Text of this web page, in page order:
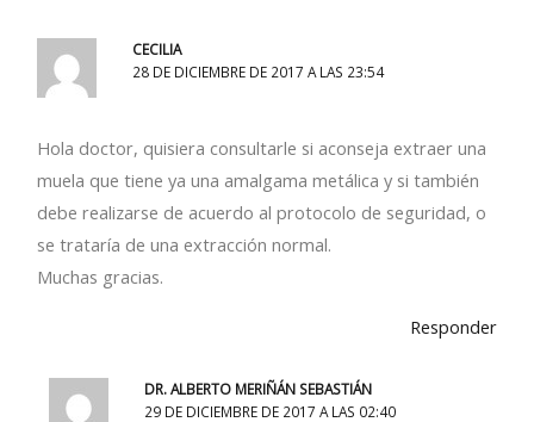
CECILIA
28 DE DICIEMBRE DE 2017 A LAS 23:54
Hola doctor, quisiera consultarle si aconseja extraer una
muela que tiene ya una amalgama metálica y si también
debe realizarse de acuerdo al protocolo de seguridad, o
se trataría de una extracción normal.
Muchas gracias.
Responder
DR. ALBERTO MERIÑÁN SEBASTIÁN
29 DE DICIEMBRE DE 2017 A LAS 02:40